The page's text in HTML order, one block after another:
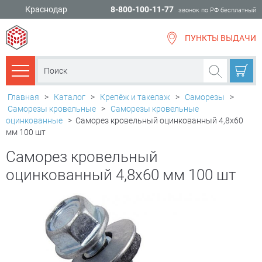
Краснодар 8-800-100-11-77 звонок по РФ бесплатный
ПУНКТЫ ВЫДАЧИ
Каталог товаров
Главная > Каталог > Крепёж и такелаж > Саморезы
>
Саморезы кровельные >
Саморезы кровельные
оцинкованные > Саморез кровельный оцинкованный 4,8х60
мм 100 шт
Саморез кровельный
оцинкованный 4,8х60 мм 100 шт